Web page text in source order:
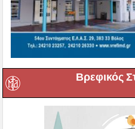
Βρεφικός